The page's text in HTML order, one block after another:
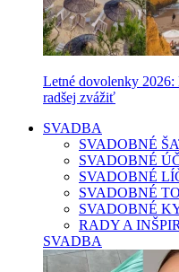
Letné dovolenky 2026:
radšej zvážiť
SVADBA
SVADOBNÉ
SVADOBNÉ
SVADOBNÉ
SVADOBNÉ
SVADOBNÉ
RADY A
SVADBA